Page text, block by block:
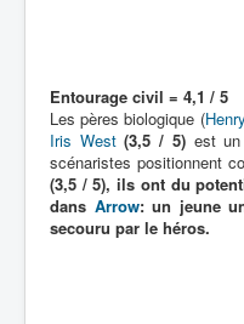
Entourage civil = 4,1 / 5
Les pères biologique (
Iris West (3,5 / 5)est un
scénaristes positionnent
(3,5 / 5), ils ont du
dans Arrow: un jeune
secouru par le héros.